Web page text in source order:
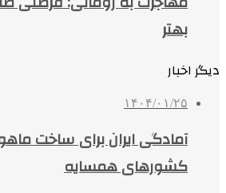
بهتر
دیگر اخبار
۱۴۰۴/۰۱/۲۵
آمادگی ایران برای ساخت
کشورهای همسایه